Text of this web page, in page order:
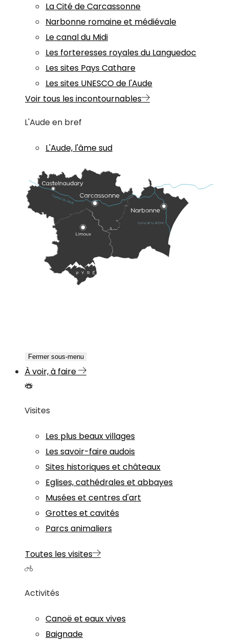
La Cité de Carcassonne
Narbonne romaine et médiévale
Le canal du Midi
Les forteresses royales du Languedoc
Les sites Pays Cathare
Les sites UNESCO de l'Aude
Voir tous les incontournables
L'Aude en bref
L'Aude, l'âme sud
Fermer sous-menu
À voir, à faire
Visites
Les plus beaux villages
Les savoir-faire audois
Sites historiques et châteaux
Eglises, cathédrales et abbayes
Musées et centres d'art
Grottes et cavités
Parcs animaliers
Toutes les visites
Activités
Canoë et eaux vives
Baignade